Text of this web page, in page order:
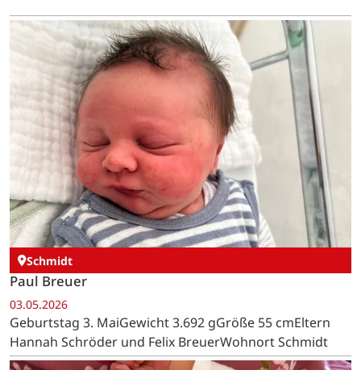
Schmidt
Paul Breuer
03.05.2026
Geburtstag 3. MaiGewicht 3.692 gGröße 55 cmEltern
Hannah Schröder und Felix BreuerWohnort Schmidt